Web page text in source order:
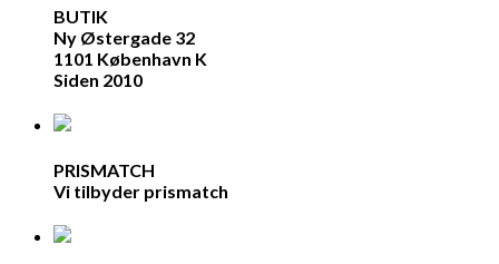
BUTIK
Ny Østergade 32
1101 København K
Siden 2010
PRISMATCH
Vi tilbyder prismatch